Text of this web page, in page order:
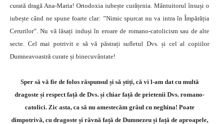
curată dragă Ana-Maria! Ortodoxia iubește curățenia. Mântuitorul însuși o
iubește când ne spune foarte clar: ”Nimic spurcat nu va intra în Împărăția
Cerurilor”. Nu vă lăsați induși în eroare de romano-catolicism sau de alte
secte. Cel mai potrivit e să vă păstrați sufletul Dvs. și cel al copiilor
Dumneavoastră curate și binecuvântate!
Sper să vă fie de folos răspunsul și să știți, că vi l-am dat cu multă
dragoste și respect față de Dvs. și chiar față de prietenii Dvs. romano-
catolici. Zic asta, ca să nu amestecăm grâul cu neghina! Poate
dimpotrivă, cu dragoste și râvnă față de Dumnezeu și față de aproapele,